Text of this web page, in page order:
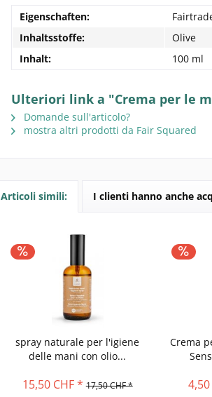
Eigenschaften:
Inhaltsstoffe:
Olive
Inhalt:
100 ml
Ulteriori link a "Crema per le
Domande sull'articolo?
mostra altri prodotti da Fair Squared
Articoli simili: I clienti hanno anche
spray naturale per l'igiene
delle mani con olio...
15,50 CHF * 17,50 CHF *
Crema